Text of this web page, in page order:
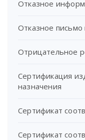
Отказное
Отказное
Отрицательное
Сертификация
назначения
Сертификат
Сертификат